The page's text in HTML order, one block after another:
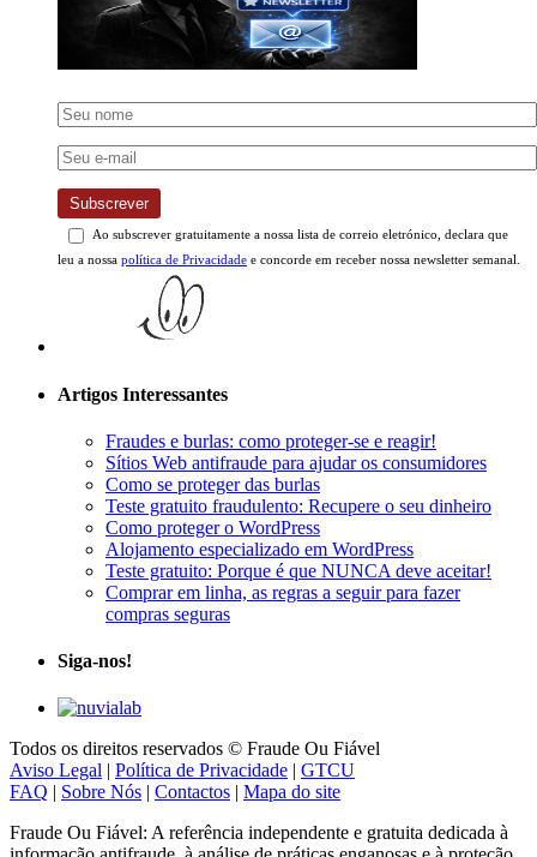
Subscrever
Ao subscrever gratuitamente a nossa lista de correio eletrónico, declara que
leu a nossa política de Privacidade e concorde em receber nossa newsletter semanal.
Artigos Interessantes
Fraudes e burlas: como proteger-se e reagir!
Sítios Web antifraude para ajudar os consumidores
Como se proteger das burlas
Teste gratuito fraudulento: Recupere o seu dinheiro
Como proteger o WordPress
Alojamento especializado em WordPress
Teste gratuito: Porque é que NUNCA deve aceitar!
Comprar em linha, as regras a seguir para fazer
compras seguras
Siga-nos!
Todos os direitos reservados © Fraude Ou Fiável
Aviso Legal | Política de Privacidade | GTCU
FAQ | Sobre Nós | Contactos | Mapa do site
Fraude Ou Fiável: A referência independente e gratuita dedicada à